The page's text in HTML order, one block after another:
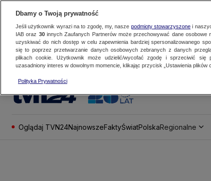
Oglądaj TVN24NajnowszeFaktyŚwiatPolskaRegionalne
Dbamy o Twoją prywatność
Jeśli użytkownik wyrazi na to zgodę, my, nasze podmioty stowarzyszonei
IAB oraz 30innych Zaufanych Partnerów może przechowywać dane osobowe
uzyskiwać do nich dostęp w celu zapewnienia bardziej spersonalizowanego
się to poprzez przetwarzanie danych osobowych zebranych z danych
plikach cookie. Użytkownik może udzielić/wycofać zgodę i sprzeciwić się
uzasadniony interes w dowolnym momencie, klikając przycisk „Ustawienia plików
Polityka Prywatności